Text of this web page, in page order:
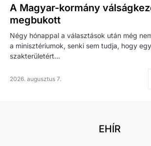
A Magyar-kormány
megbukott
Négy hónappal a választások után még
a minisztériumok, senki sem tudja, hogy
szakterületért…
2026. augusztus 7.
EHÍR